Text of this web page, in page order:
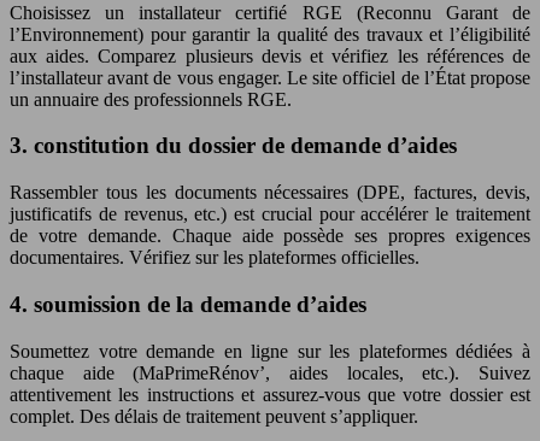
Choisissez un installateur certifié RGE (Reconnu Garant de
l’Environnement) pour garantir la qualité des travaux et l’éligibilité
aux aides. Comparez plusieurs devis et vérifiez les références de
l’installateur avant de vous engager. Le site officiel de l’État propose
un annuaire des professionnels RGE.
3. constitution du dossier de demande d’aides
Rassembler tous les documents nécessaires (DPE, factures, devis,
justificatifs de revenus, etc.) est crucial pour accélérer le traitement
de votre demande. Chaque aide possède ses propres exigences
documentaires. Vérifiez sur les plateformes officielles.
4. soumission de la demande d’aides
Soumettez votre demande en ligne sur les plateformes dédiées à
chaque aide (MaPrimeRénov’, aides locales, etc.). Suivez
attentivement les instructions et assurez-vous que votre dossier est
complet. Des délais de traitement peuvent s’appliquer.